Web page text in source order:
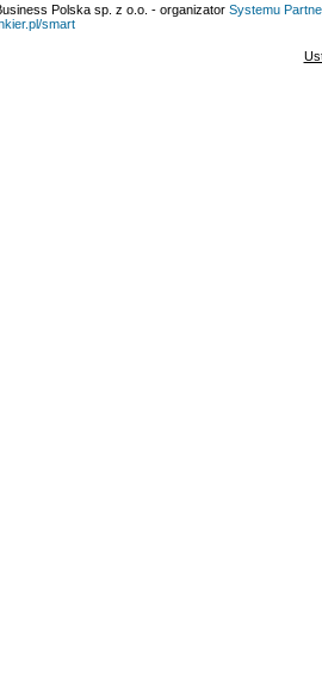
Polska sp. z o.o. - organizator Systemu
smart